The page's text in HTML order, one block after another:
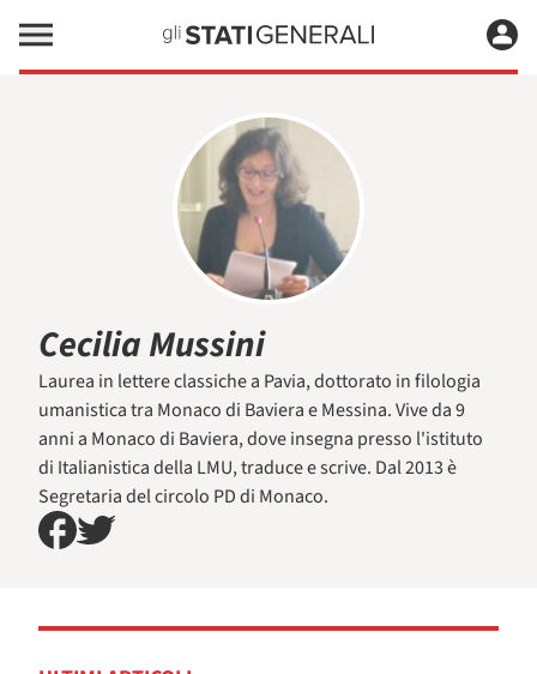
Cecilia Mussini
Laurea in lettere classiche a Pavia, dottorato in filologia
umanistica tra Monaco di Baviera e Messina. Vive da 9
anni a Monaco di Baviera, dove insegna presso l'istituto
di Italianistica della LMU, traduce e scrive. Dal 2013 è
Segretaria del circolo PD di Monaco.